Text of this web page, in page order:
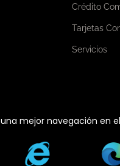
Crédito
Tarjetas
Servicios
mejor navegación en